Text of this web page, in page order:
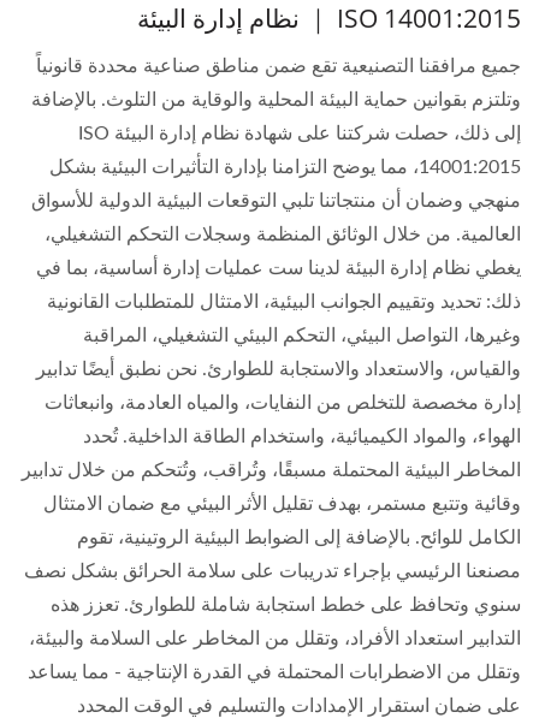
ISO 14001:2015 ｜ نظام إدارة البيئة
جميع مرافقنا التصنيعية تقع ضمن مناطق صناعية محددة قانونياً
وتلتزم بقوانين حماية البيئة المحلية والوقاية من التلوث. بالإضافة
إلى ذلك، حصلت شركتنا على شهادة نظام إدارة البيئة ISO
14001:2015، مما يوضح التزامنا بإدارة التأثيرات البيئية بشكل
منهجي وضمان أن منتجاتنا تلبي التوقعات البيئية الدولية للأسواق
العالمية. من خلال الوثائق المنظمة وسجلات التحكم التشغيلي،
يغطي نظام إدارة البيئة لدينا ست عمليات إدارة أساسية، بما في
ذلك: تحديد وتقييم الجوانب البيئية، الامتثال للمتطلبات القانونية
وغيرها، التواصل البيئي، التحكم البيئي التشغيلي، المراقبة
والقياس، والاستعداد والاستجابة للطوارئ. نحن نطبق أيضًا تدابير
إدارة مخصصة للتخلص من النفايات، والمياه العادمة، وانبعاثات
الهواء، والمواد الكيميائية، واستخدام الطاقة الداخلية. تُحدد
المخاطر البيئية المحتملة مسبقًا، وتُراقب، وتُتحكم من خلال تدابير
وقائية وتتبع مستمر، بهدف تقليل الأثر البيئي مع ضمان الامتثال
الكامل للوائح. بالإضافة إلى الضوابط البيئية الروتينية، تقوم
مصنعنا الرئيسي بإجراء تدريبات على سلامة الحرائق بشكل نصف
سنوي وتحافظ على خطط استجابة شاملة للطوارئ. تعزز هذه
التدابير استعداد الأفراد، وتقلل من المخاطر على السلامة والبيئة،
وتقلل من الاضطرابات المحتملة في القدرة الإنتاجية - مما يساعد
على ضمان استقرار الإمدادات والتسليم في الوقت المحدد